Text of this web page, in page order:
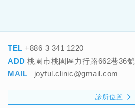
TEL +886 3 341 1220
ADD 桃園市桃園區力行路662巷36號
MAIL
joyful.clinic@gmail.com
診所位置